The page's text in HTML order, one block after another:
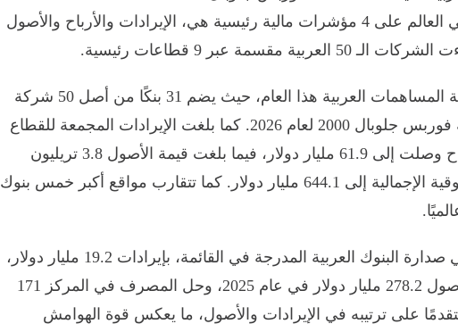
لأقوى الشركات العامة في العالم على 4 مؤشرات مالية رئيسية هي، الإيرادات والأرباح والأصول
مقسمة عبر 9 قطاعات رئيسية.
ويتصدر قطاع البنوك قائمة المساهمات العربية هذا العام، حيث يضم 31 بنكًا من أصل 50 شركة
عربية مدرجة ضمن قائمة فوربس جلوبال 2000 لعام 2026. كما بلغت الإيرادات المجمعة للقطاع
262.4 مليار دولار، مع أرباح وصلت إلى 61.9 مليار دولار، فيما بلغت قيمة الأصول 3.8 تريليون
دولار، ووصلت قيمته السوقية الإجمالية إلى 644.1 مليار دولار. كما تتقارب مواقع أكبر خمس بنوك
وجاء مصرف الراجحي في صدارة البنوك العربية المدرجة في القائمة، بإيرادات 19.2 مليار دولار،
وأرباح 6.6 مليار دولار، وأصول 278.2 مليار دولار في عام 2025، وحل المصرف في المركز 171
على ترتيبه في الإيرادات والأصول، ما يعكس قوة الهوامش